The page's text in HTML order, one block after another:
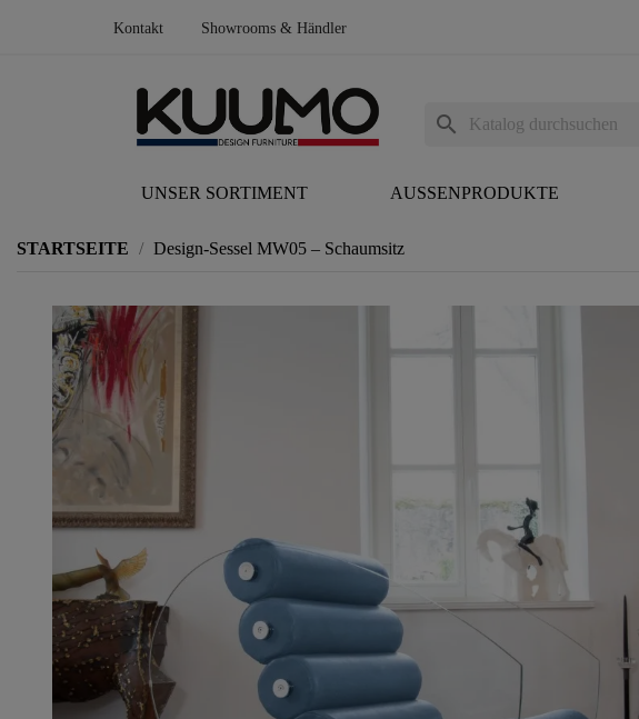
Kontakt Showrooms & Händler
UNSER SORTIMENT AUSSENPRODUKTE
search
STARTSEITE Design-Sessel MW05 – Schaumsitz